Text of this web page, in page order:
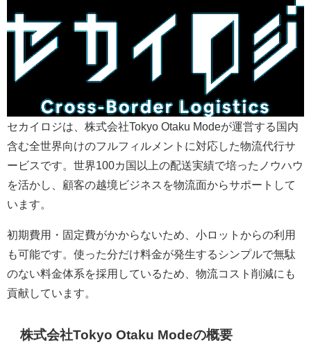
セカイロジは、株式会社Tokyo Otaku Modeが運営する国内
含む全世界向けのフルフィルメントに対応した物流代行サ
ービスです。世界100カ国以上の配送実績で培ったノウハウ
を活かし、顧客の越境ビジネスを物流面からサポートして
います。
初期費用・固定費がかからないため、小ロットからの利用
も可能です。使った分だけ料金が発生するシンプルで無駄
のない料金体系を採用しているため、物流コスト削減にも
貢献しています。
株式会社Tokyo Otaku Modeの概要